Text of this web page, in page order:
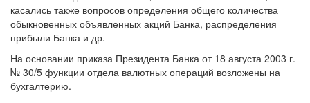
касались также вопросов определения общего количества
обыкновенных объявленных акций Банка, распределения
прибыли Банка и др.
На основании приказа Президента Банка от 18 августа 2003 г.
№ 30/5 функции отдела валютных операций возложены на
бухгалтерию.